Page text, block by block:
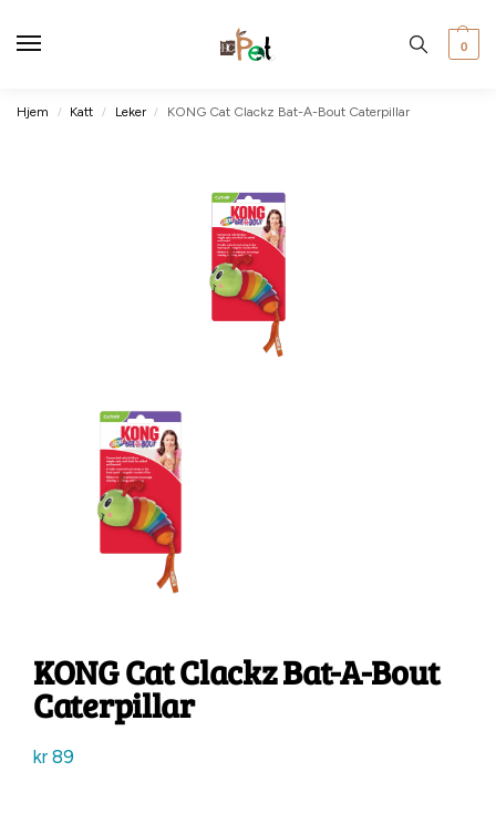
0
Hjem / Katt / Leker / KONG Cat Clackz Bat-A-Bout Caterpillar
KONG Cat Clackz Bat-A-Bout
Caterpillar
kr89